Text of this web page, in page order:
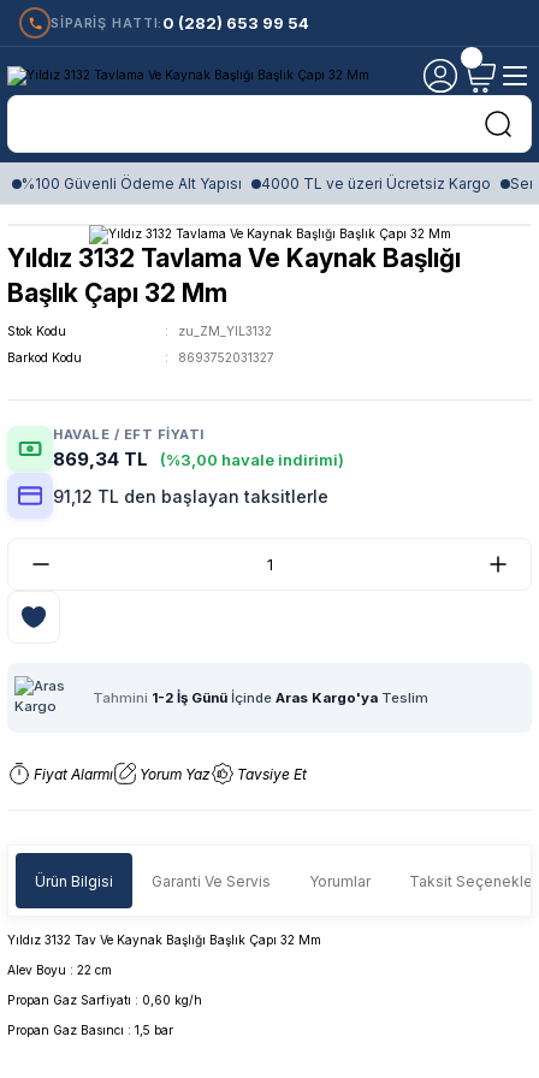
SİPARİŞ HATTI: 0 (282) 653 99 54
%100 Güvenli Ödeme Alt Yapısı 4000 TL ve üzeri Ücretsiz Kargo
Yıldız 3132 Tavlama Ve Kaynak Başlığı
Başlık Çapı 32 Mm
Stok Kodu
zu_ZM_YIL3132
Barkod Kodu
8693752031327
HAVALE / EFT FIYATI
869,34 TL (%3,00 havale indirimi)
91,12 TL den başlayan taksitlerle
Tahmini 1-2 İş Günü İçinde Aras Kargo'ya Teslim
Fiyat Alarmı Yorum Yaz Tavsiye Et
Ürün Bilgisi Garanti Ve Servis Yorumlar Taksit
Yıldız 3132 Tav Ve Kaynak Başlığı Başlık Çapı 32 Mm
Alev Boyu : 22 cm
Propan Gaz Sarfiyatı : 0,60 kg/h
Propan Gaz Basıncı : 1,5 bar